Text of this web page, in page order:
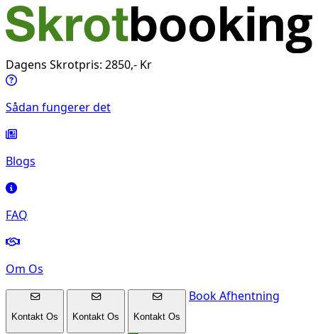
Dagens Skrotpris: 2850,- Kr
Sådan fungerer det
Blogs
FAQ
Om Os
Kontakt Os Kontakt Os Kontakt Os
Book Afhentning